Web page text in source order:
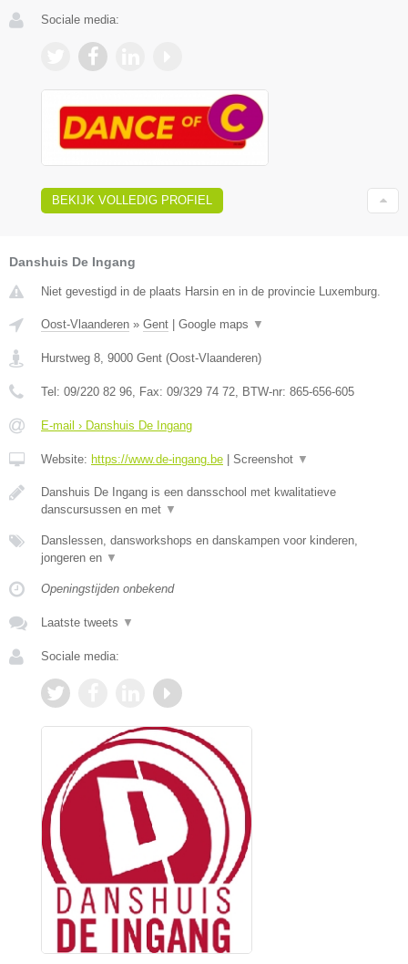
Sociale media:
BEKIJK VOLLEDIG PROFIEL
Danshuis De Ingang
Niet gevestigd in de plaats Harsin en in de provincie Luxemburg.
Oost-Vlaanderen » Gent Google maps ▼
Hurstweg 8 9000 Gent (Oost-Vlaanderen)
Tel: 09/220 82 96 , Fax: 09/329 74 72 , BTW-nr: 865-656-605
E-mail › Danshuis De Ingang
Website: https://www.de-ingang.be Screenshot ▼
Danshuis De Ingang is een dansschool met kwalitatieve
danscursussen en met ▼
Danslessen, dansworkshops en danskampen voor kinderen,
jongeren en ▼
Openingstijden onbekend
Laatste tweets ▼
Sociale media: